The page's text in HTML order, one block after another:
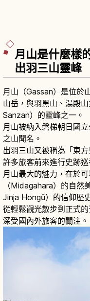
月山是什麼樣
出羽三山靈峰
月山（Gassan）是位於
山岳，與羽黑山、湯殿
Sanzan）的靈峰之一。
月山被納入磐梯朝日國
之山聞名。
出羽三山又被稱為「東
許多旅客前來進行史跡
月山最大的魅力，在於
（Midagahara）的自然
Jinja Hongū）的信仰歷
從輕鬆觀光散步到正式
深受國內外旅客的關注。